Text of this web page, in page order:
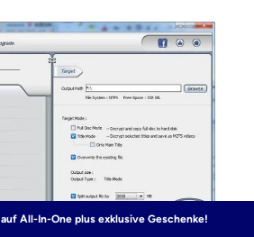
auf All-In-One plus exklusive Geschenke!